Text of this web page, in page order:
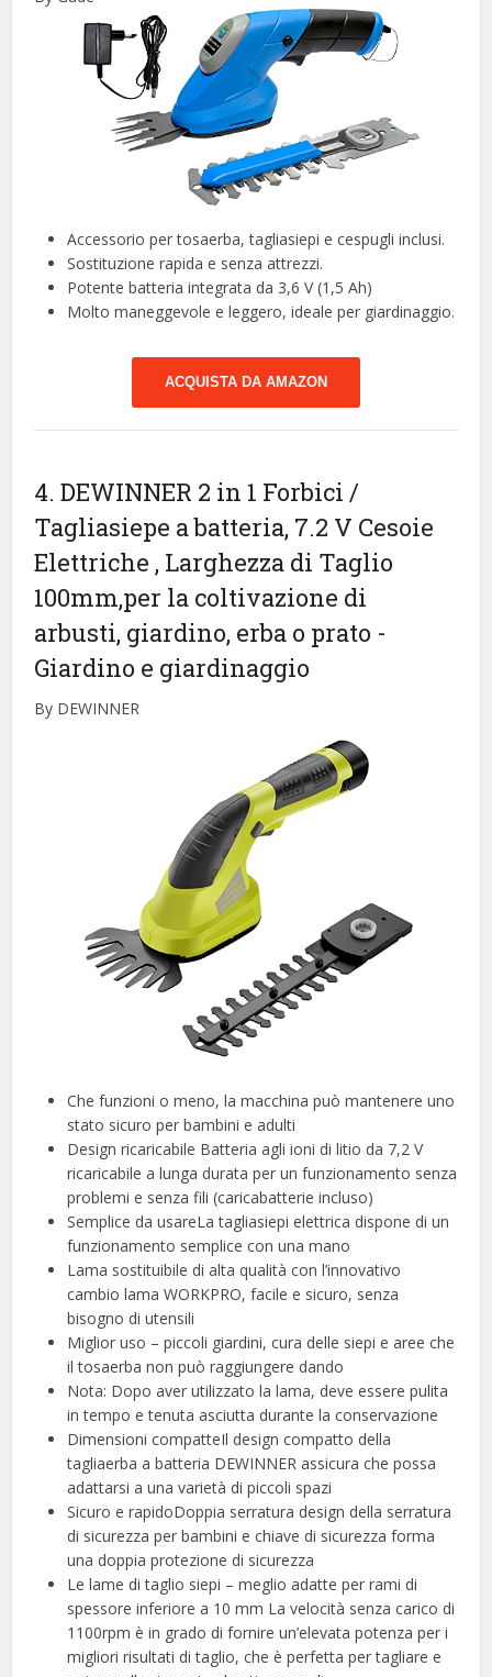
Accessorio per tosaerba, tagliasiepi e cespugli inclusi.
Sostituzione rapida e senza attrezzi.
Potente batteria integrata da 3,6 V (1,5 Ah)
Molto maneggevole e leggero, ideale per giardinaggio.
ACQUISTA DA AMAZON
4. DEWINNER 2 in 1 Forbici /
Tagliasiepe a batteria, 7.2 V Cesoie
Elettriche , Larghezza di Taglio
100mm,per la coltivazione di
arbusti, giardino, erba o prato -
Giardino e giardinaggio
By DEWINNER
Che funzioni o meno, la macchina può mantenere uno
stato sicuro per bambini e adulti
Design ricaricabile Batteria agli ioni di litio da 7,2 V
ricaricabile a lunga durata per un funzionamento senza
problemi e senza fili (caricabatterie incluso)
Semplice da usareLa tagliasiepi elettrica dispone di un
funzionamento semplice con una mano
Lama sostituibile di alta qualità con l’innovativo
cambio lama WORKPRO, facile e sicuro, senza
bisogno di utensili
Miglior uso – piccoli giardini, cura delle siepi e aree che
il tosaerba non può raggiungere dando
Nota: Dopo aver utilizzato la lama, deve essere pulita
in tempo e tenuta asciutta durante la conservazione
Dimensioni compatteIl design compatto della
tagliaerba a batteria DEWINNER assicura che possa
adattarsi a una varietà di piccoli spazi
Sicuro e rapidoDoppia serratura design della serratura
di sicurezza per bambini e chiave di sicurezza forma
una doppia protezione di sicurezza
Le lame di taglio siepi – meglio adatte per rami di
spessore inferiore a 10 mm La velocità senza carico di
1100rpm è in grado di fornire un’elevata potenza per i
migliori risultati di taglio, che è perfetta per tagliare e